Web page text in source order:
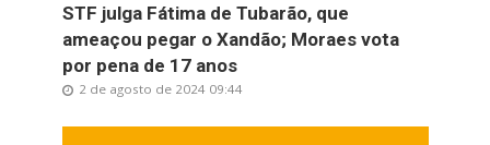
STF julga Fátima de Tubarão, que
ameaçou pegar o Xandão; Moraes vota
por pena de 17 anos
2 de agosto de 2024 09:44